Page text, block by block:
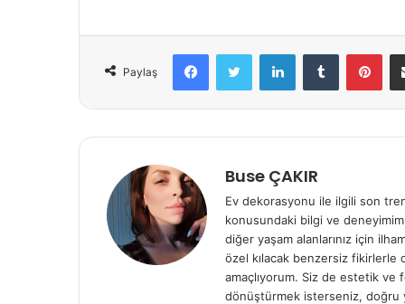
Paylaş
Buse ÇAKIR
Ev dekorasyonu ile ilgili son
konusundaki bilgi ve
diğer yaşam alanlarınız için
özel kılacak benzersiz fikirlerle
amaçlıyorum. Siz de estetik
dönüştürmek isterseniz, doğru